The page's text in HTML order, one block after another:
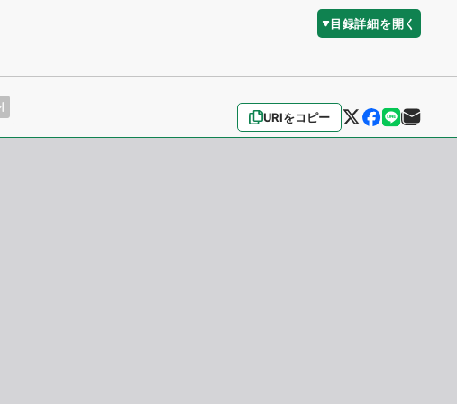
目録詳細を開く
URIをコピー